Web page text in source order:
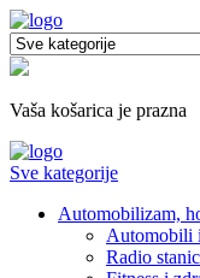
Vaša košarica je prazna
Sve kategorije
Automobilizam,
Automobili
Radio